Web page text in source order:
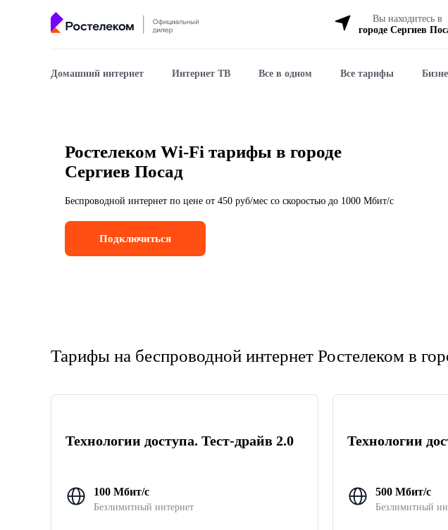
Вы находитесь в
городе Сергиев
Домашний интернет Интернет ТВ Все в одном Все тарифы
Ростелеком Wi-Fi тарифы в городе
Сергиев Посад
Беспроводной интернет по цене от 450 руб/мес со скоростью до 1000 Мбит/с
Подключиться
Тарифы на беспроводной интернет Ростелеком в
Технологии доступа. Тест-драйв 2.0
100 Мбит/с
Безлимитный интернет
Технологии
500 Мбит/с
Безлимитный